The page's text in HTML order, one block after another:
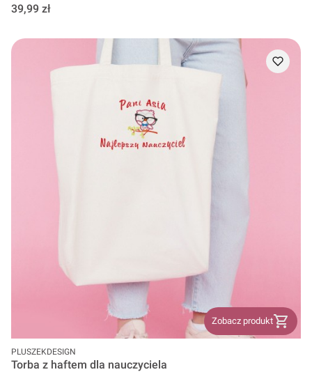
Cena
39,99 zł
Zobacz produkt
PRODUCENT
PLUSZEKDESIGN
Torba z haftem dla nauczyciela